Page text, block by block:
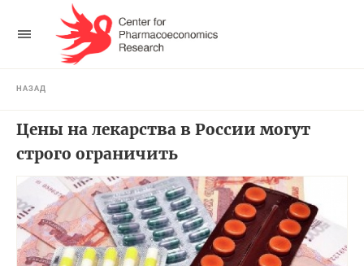
НАЗАД
Цены на лекарства в России могут
строго ограничить